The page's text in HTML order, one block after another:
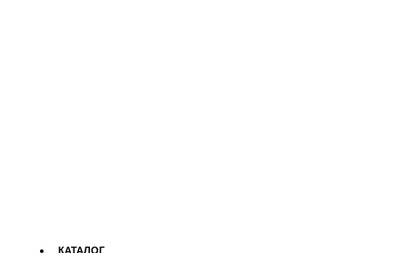
КАТАЛОГ